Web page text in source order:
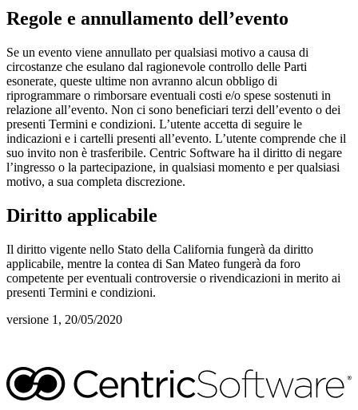
Regole e annullamento dell’evento
Se un evento viene annullato per qualsiasi motivo a causa di
circostanze che esulano dal ragionevole controllo delle Parti
esonerate, queste ultime non avranno alcun obbligo di
riprogrammare o rimborsare eventuali costi e/o spese sostenuti in
relazione all’evento. Non ci sono beneficiari terzi dell’evento o dei
presenti Termini e condizioni. L’utente accetta di seguire le
indicazioni e i cartelli presenti all’evento. L’utente comprende che il
suo invito non è trasferibile. Centric Software ha il diritto di negare
l’ingresso o la partecipazione, in qualsiasi momento e per qualsiasi
motivo, a sua completa discrezione.
Diritto applicabile
Il diritto vigente nello Stato della California fungerà da diritto
applicabile, mentre la contea di San Mateo fungerà da foro
competente per eventuali controversie o rivendicazioni in merito ai
presenti Termini e condizioni.
versione 1, 20/05/2020